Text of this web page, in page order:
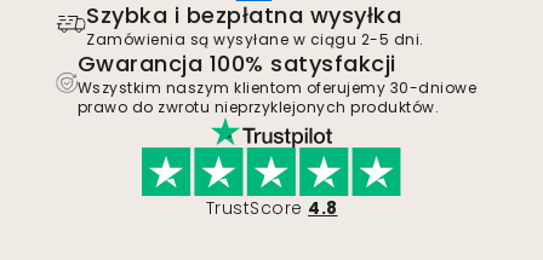
Szybka i bezpłatna wysyłka
Zamówienia są wysyłane w ciągu 2-5 dni.
Gwarancja 100% satysfakcji
Wszystkim naszym klientom oferujemy 30-dniowe
prawo do zwrotu nieprzyklejonych produktów.
TrustScore 4.8